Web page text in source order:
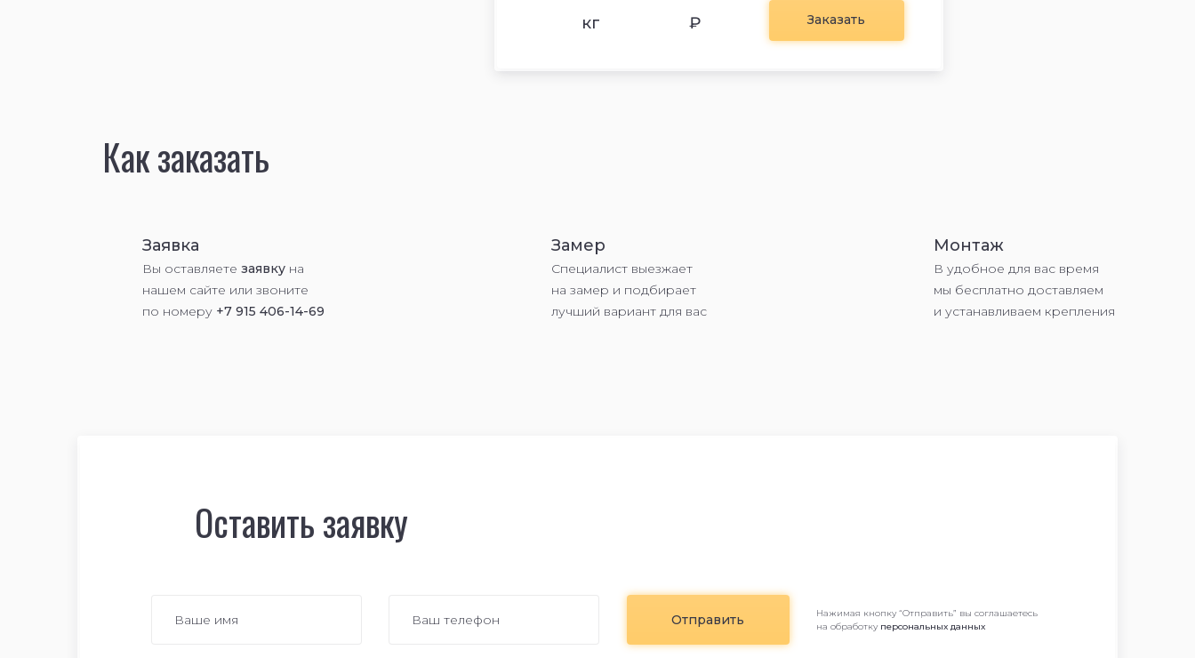
кг ₽ Заказать
Как заказать
Заявка
Вы оставляете заявку на
нашем сайте или звоните
по номеру +7 915 406-14-69
Замер
Специалист выезжает
на замер и подбирает
лучший вариант для вас
Монтаж
В удобное для вас время
мы бесплатно доставляем
и устанавливаем крепления
Оставить заявку
Отправить
Нажимая кнопку “Отправить” вы соглашаетесь
на обработку персональных данных